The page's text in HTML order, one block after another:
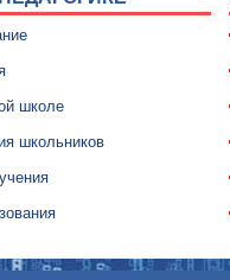
школе
школьников